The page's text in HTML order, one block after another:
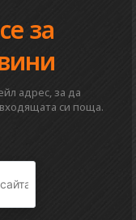
за
адрес, за да
си поща.